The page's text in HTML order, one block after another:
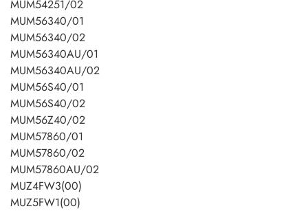
MUM54251/02
MUM56340/01
MUM56340/02
MUM56340AU/01
MUM56340AU/02
MUM56S40/01
MUM56S40/02
MUM56Z40/02
MUM57860/01
MUM57860/02
MUM57860AU/02
MUZ4FW3(00)
MUZ5FW1(00)